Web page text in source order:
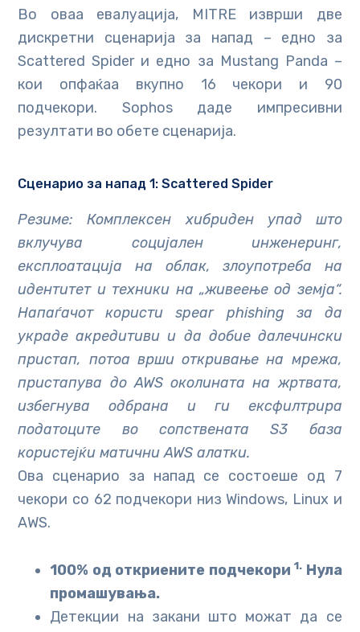
Во оваа евалуација, MITRE изврши две
дискретни сценарија за напад – едно за
Scattered Spider и едно за Mustang Panda –
кои опфаќаа вкупно 16 чекори и 90
подчекори. Sophos даде импресивни
резултати во обете сценарија.
Сценарио за напад 1: Scattered Spider
Резиме: Комплексен хибриден упад што
вклучува социјален инженеринг,
експлоатација на облак, злоупотреба на
идентитет и техники на „живеење од земја“.
Напаѓачот користи spear phishing за да
украде акредитиви и да добие далечински
пристап, потоа врши откривање на мрежа,
пристапува до AWS околината на жртвата,
избегнува одбрана и ги ексфилтрира
податоците во сопствената S3 база
користејќи матични AWS алатки.
Ова сценарио за напад се состоеше од 7
чекори со 62 подчекори низ Windows, Linux и
AWS.
100% од откриените подчекори1. Нула
промашувања.
Детекции на закани што можат да се